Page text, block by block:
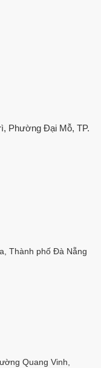
Phường Đại Mỗ, TP.
Thành phố Đà Nẵng
Quang Vinh,